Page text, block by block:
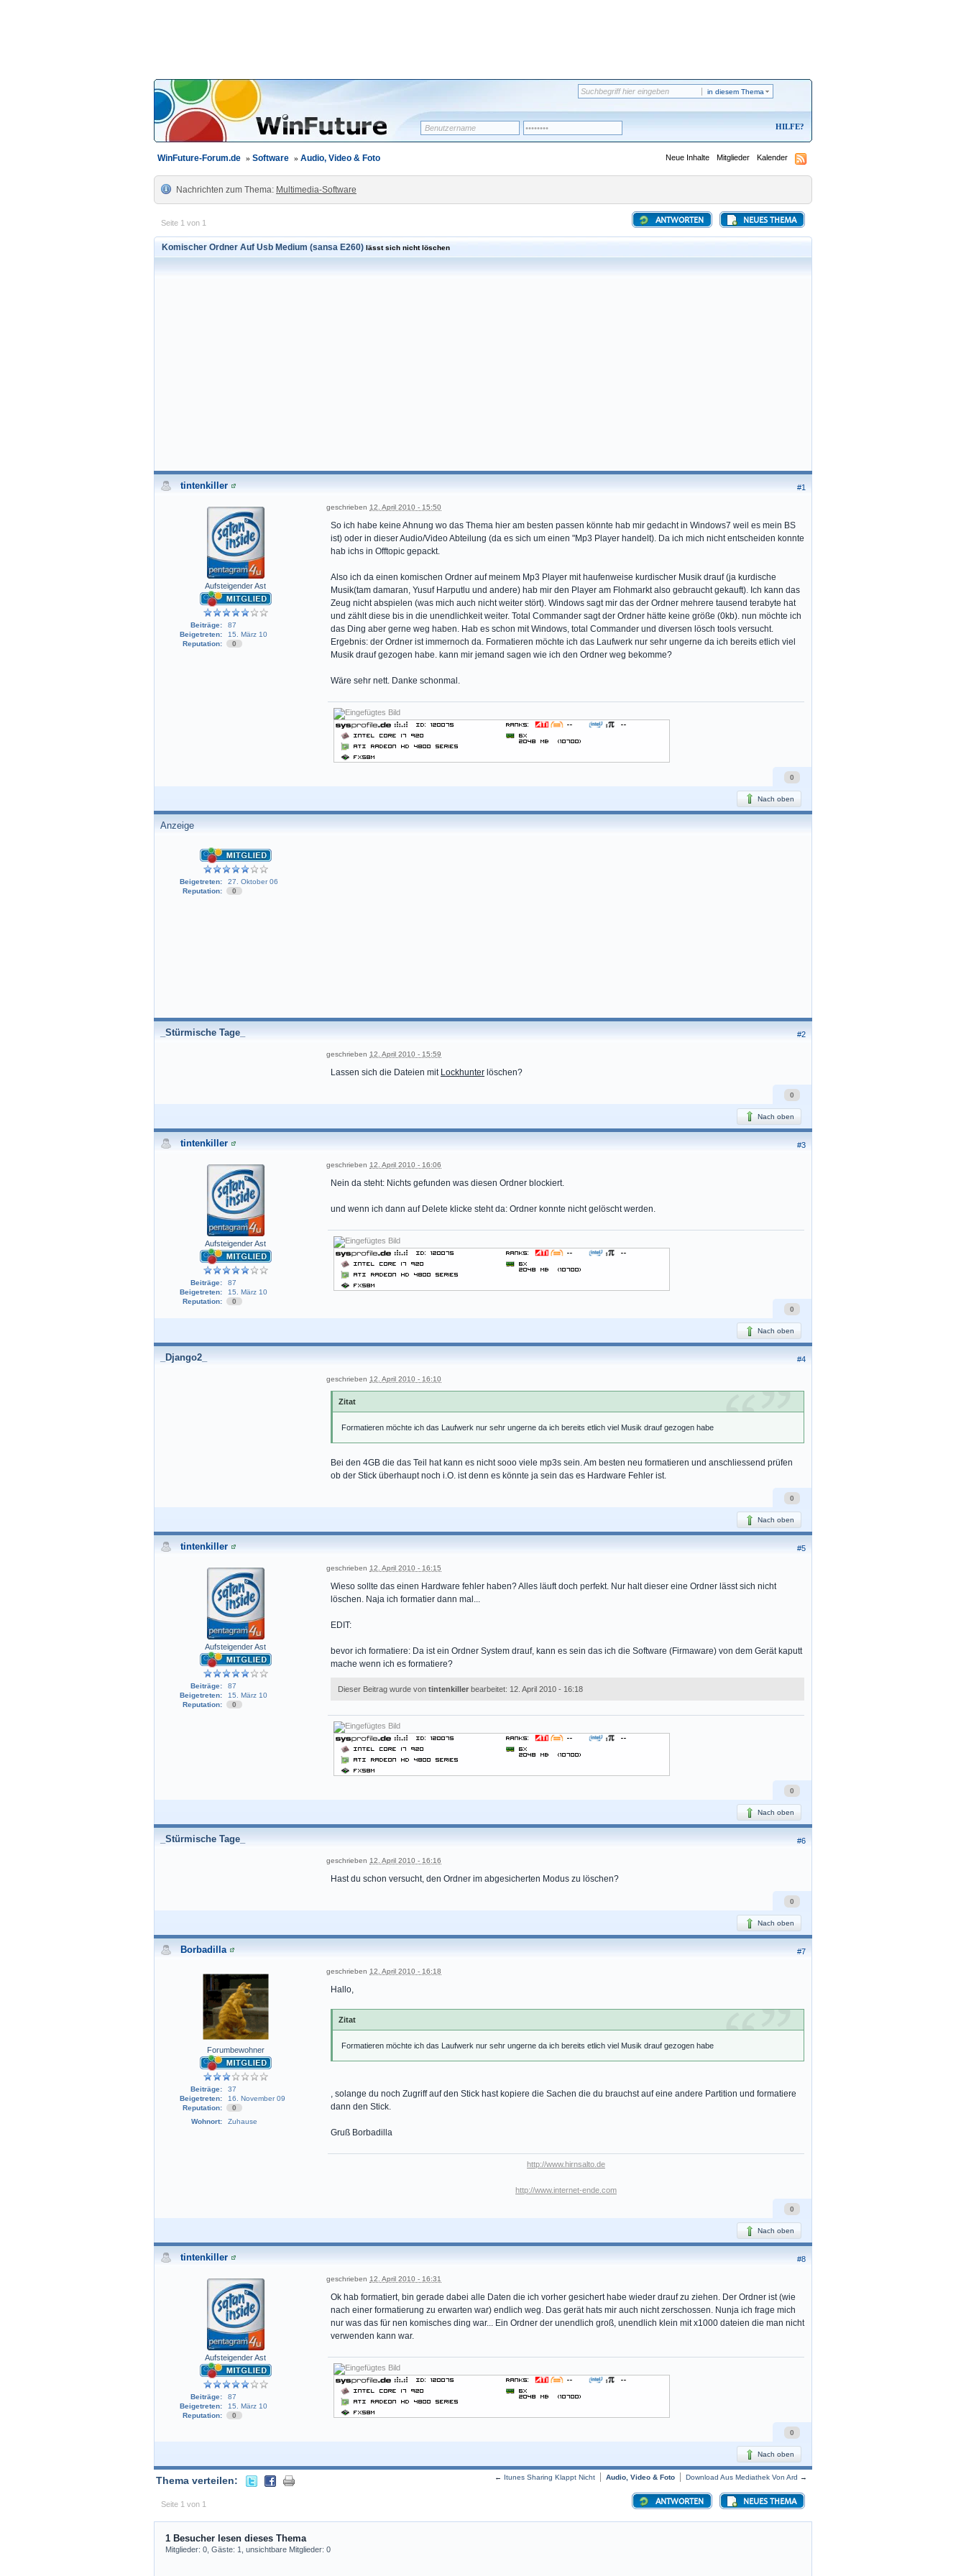
in diesem Thema
HILFE
WinFuture-Forum.de » Software » Audio, Video & Foto Neue Inhalte Mitglieder Kalender
Nachrichten zum Thema: Multimedia-Software
Seite 1 von 1 NEUES THEMA
ANTWORTEN
Komischer Ordner Auf Usb Medium (sansa E260) lässt sich nicht löschen
#1
tintenkiller
Aufsteigender Ast
Beiträge:
87
Beigetreten:
15. März 10
Reputation:
0
geschrieben 12. April 2010 - 15:50
So ich habe keine Ahnung wo das Thema hier am besten passen könnte hab mir gedacht in Windows7 weil es mein BS
ist) oder in dieser Audio/Video Abteilung (da es sich um einen "Mp3 Player handelt). Da ich mich nicht entscheiden konnte
hab ichs in Offtopic gepackt.
Also ich da einen komischen Ordner auf meinem Mp3 Player mit haufenweise kurdischer Musik drauf (ja kurdische
Musik(tam damaran, Yusuf Harputlu und andere) hab mir den Player am Flohmarkt also gebraucht gekauft). Ich kann das
Zeug nicht abspielen (was mich auch nicht weiter stört). Windows sagt mir das der Ordner mehrere tausend terabyte hat
und zählt diese bis in die unendlichkeit weiter. Total Commander sagt der Ordner hätte keine größe (0kb). nun möchte ich
das Ding aber gerne weg haben. Hab es schon mit Windows, total Commander und diversen lösch tools versucht.
Ergebnis: der Ordner ist immernoch da. Formatieren möchte ich das Laufwerk nur sehr ungerne da ich bereits etlich viel
Musik drauf gezogen habe. kann mir jemand sagen wie ich den Ordner weg bekomme?
Wäre sehr nett. Danke schonmal.
0
Nach oben
Anzeige
Beigetreten:
27. Oktober 06
Reputation:
0
#2
_Stürmische Tage_
geschrieben 12. April 2010 - 15:59
Lassen sich die Dateien mit Lockhunter löschen?
0
Nach oben
#3
tintenkiller
Aufsteigender Ast
Beiträge:
87
Beigetreten:
15. März 10
Reputation:
0
geschrieben 12. April 2010 - 16:06
Nein da steht: Nichts gefunden was diesen Ordner blockiert.
und wenn ich dann auf Delete klicke steht da: Ordner konnte nicht gelöscht werden.
0
Nach oben
#4
_Django2_
geschrieben 12. April 2010 - 16:10
Zitat
Formatieren möchte ich das Laufwerk nur sehr ungerne da ich bereits etlich viel Musik drauf gezogen habe
Bei den 4GB die das Teil hat kann es nicht sooo viele mp3s sein. Am besten neu formatieren und anschliessend prüfen
ob der Stick überhaupt noch i.O. ist denn es könnte ja sein das es Hardware Fehler ist.
0
Nach oben
#5
tintenkiller
Aufsteigender Ast
Beiträge:
87
Beigetreten:
15. März 10
Reputation:
0
geschrieben 12. April 2010 - 16:15
Wieso sollte das einen Hardware fehler haben? Alles läuft doch perfekt. Nur halt dieser eine Ordner lässt sich nicht
löschen. Naja ich formatier dann mal...
EDIT:
bevor ich formatiere: Da ist ein Ordner System drauf, kann es sein das ich die Software (Firmaware) von dem Gerät kaputt
mache wenn ich es formatiere?
Dieser Beitrag wurde von tintenkiller bearbeitet: 12. April 2010 - 16:18
0
Nach oben
#6
_Stürmische Tage_
geschrieben 12. April 2010 - 16:16
Hast du schon versucht, den Ordner im abgesicherten Modus zu löschen?
0
Nach oben
#7
Borbadilla
Forumbewohner
Beiträge:
37
Beigetreten:
16. November 09
Reputation:
0
Wohnort:
Zuhause
geschrieben 12. April 2010 - 16:18
Hallo,
Zitat
Formatieren möchte ich das Laufwerk nur sehr ungerne da ich bereits etlich viel Musik drauf gezogen habe
, solange du noch Zugriff auf den Stick hast kopiere die Sachen die du brauchst auf eine andere Partition und formatiere
dann den Stick.
Gruß Borbadilla
http://www.hirnsalto.de
http://www.internet-ende.com
0
Nach oben
#8
tintenkiller
Aufsteigender Ast
Beiträge:
87
Beigetreten:
15. März 10
Reputation:
0
geschrieben 12. April 2010 - 16:31
Ok hab formatiert, bin gerade dabei alle Daten die ich vorher gesichert habe wieder drauf zu ziehen. Der Ordner ist (wie
nach einer formatierung zu erwarten war) endlich weg. Das gerät hats mir auch nicht zerschossen. Nunja ich frage mich
nur was das für nen komisches ding war... Ein Ordner der unendlich groß, unendlich klein mit x1000 dateien die man nicht
verwenden kann war.
0
Nach oben
← Itunes Sharing Klappt Nicht Audio, Video & Foto Download Aus Mediathek Von Ard →
Thema verteilen:
Seite 1 von 1 NEUES THEMA
ANTWORTEN
1 Besucher lesen dieses Thema
Mitglieder: 0, Gäste: 1, unsichtbare Mitglieder: 0